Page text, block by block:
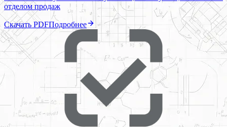
отделом продаж
Скачать PDFПодробнее